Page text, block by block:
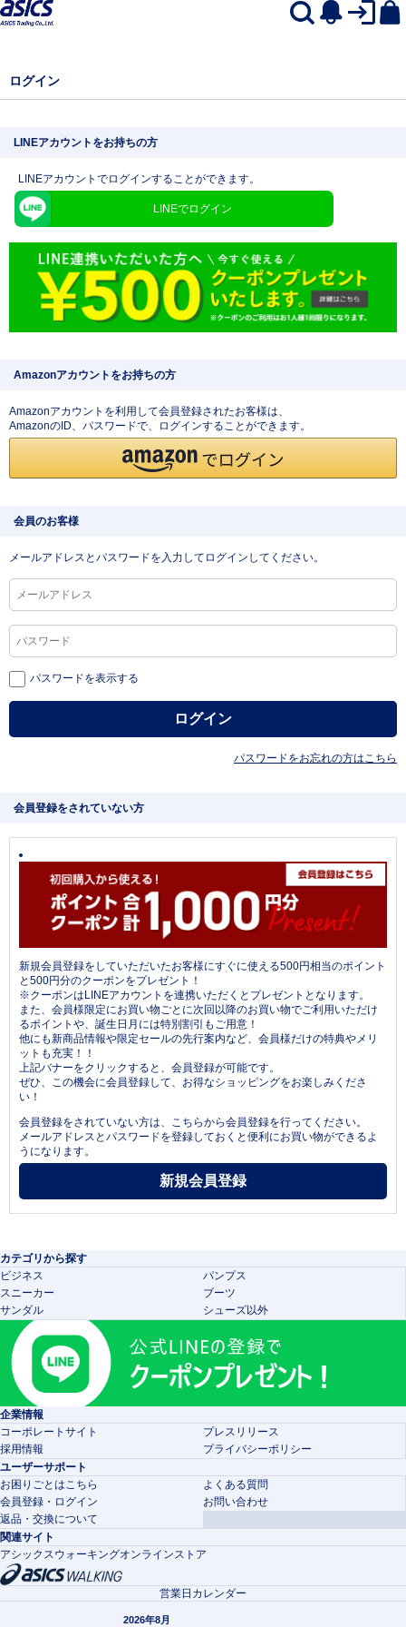
ログイン
LINEアカウントをお持ちの方
LINEアカウントでログインすることができます。
LINEでログイン
Amazonアカウントをお持ちの方
Amazonアカウントを利用して会員登録されたお客様は、
AmazonのID、パスワードで、ログインすることができます。
会員のお客様
メールアドレスとパスワードを入力してログインしてください。
パスワードを表示する
パスワードをお忘れの方はこちら
会員登録をされていない方
新規会員登録をしていただいたお客様にすぐに使える500円相当のポイント
と500円分のクーポンをプレゼント！
※クーポンはLINEアカウントを連携いただくとプレゼントとなります。
また、会員様限定にお買い物ごとに次回以降のお買い物でご利用いただけ
るポイントや、誕生日月には特別割引もご用意！
他にも新商品情報や限定セールの先行案内など、会員様だけの特典やメリ
ットも充実！！
上記バナーをクリックすると、会員登録が可能です。
ぜひ、この機会に会員登録して、お得なショッピングをお楽しみくださ
い！
会員登録をされていない方は、こちらから会員登録を行ってください。
メールアドレスとパスワードを登録しておくと便利にお買い物ができるよ
うになります。
カテゴリから探す
ビジネス
パンプス
スニーカー
ブーツ
サンダル
シューズ以外
企業情報
コーポレートサイト
プレスリリース
採用情報
プライバシーポリシー
ユーザーサポート
お困りごとはこちら
よくある質問
会員登録・ログイン
お問い合わせ
返品・交換について
関連サイト
アシックスウォーキングオンラインストア
営業日カレンダー
2026年8月